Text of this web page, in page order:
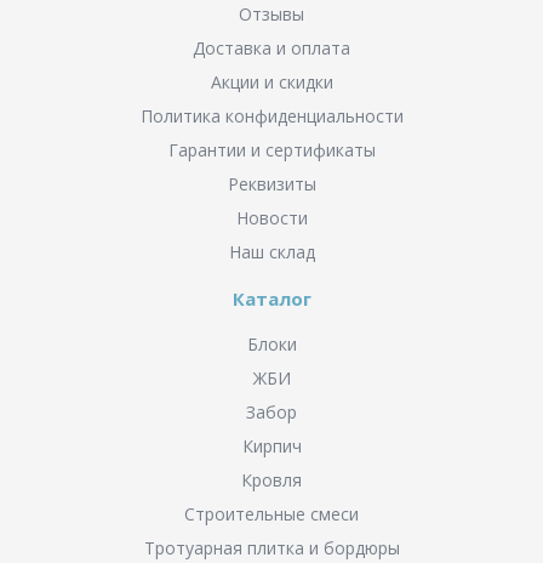
Отзывы
Доставка и оплата
Акции и скидки
Политика конфиденциальности
Гарантии и сертификаты
Реквизиты
Новости
Наш склад
Каталог
Блоки
ЖБИ
Забор
Кирпич
Кровля
Строительные смеси
Тротуарная плитка и бордюры